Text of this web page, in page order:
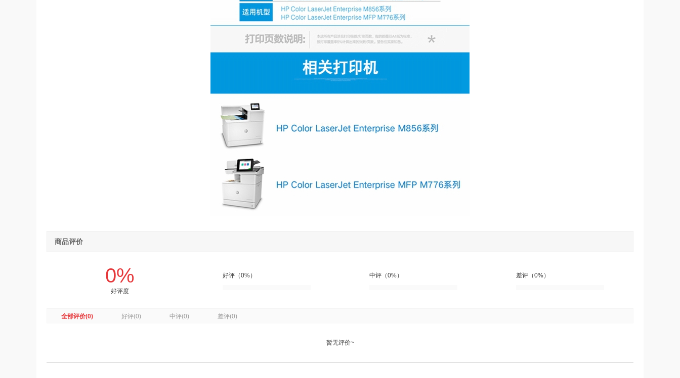
商品评价
0%
好评度
好评（0%） 中评（0%） 差评（0%）
全部评价(0) 好评(0) 中评(0) 差评(0)
暂无评价~